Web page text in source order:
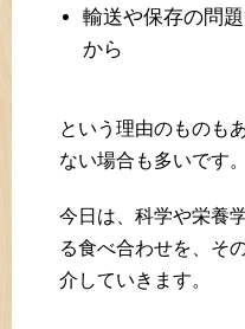
輸送や保存の問
から
という理由のものも
ない場合も多いです。
今日は、科学や栄養
る食べ合わせを、そ
介していきます。